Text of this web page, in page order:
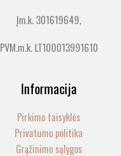
Įm.k. 301619649,
PVM.m.k. LT100013991610
Informacija
Pirkimo taisyklės
Privatumo politika
Grąžinimo sąlygos